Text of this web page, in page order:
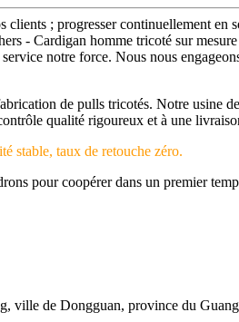
clients ; progresser continuellement
- Cardigan homme tricoté sur
notre force. Nous nous
de pulls tricotés. Notre
qualité rigoureux et à une
stable, taux de retouche zéro.
pour coopérer dans un premier
ville de Dongguan, province du